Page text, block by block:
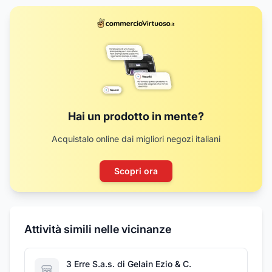
Hai un prodotto in mente?
Acquistalo online dai migliori negozi italiani
Scopri ora
Attività simili nelle vicinanze
3 Erre S.a.s. di Gelain Ezio & C.